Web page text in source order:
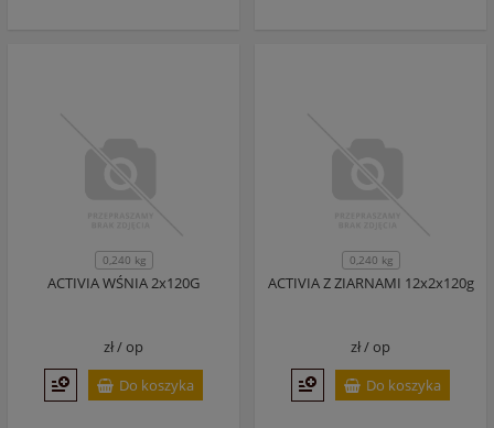
0,240 kg
ACTIVIA WŚNIA 2x120G
zł /op
Do koszyka
0,240 kg
ACTIVIA Z ZIARNAMI 12x2x120g
zł /op
Do koszyka